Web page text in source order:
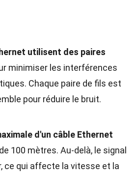
utilisent des paires
minimiser les interférences
Chaque paire de fils est
pour réduire le bruit.
d'un câble Ethernet
100 mètres. Au-delà, le signal
ce qui affecte la vitesse et la